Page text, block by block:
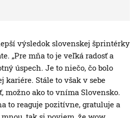
výsledok slovenskej šprintérky
„Pre mňa to je veľká radosť a
úspech. Je to niečo, čo bolo
kariére. Stále to však v sebe
možno ako to vníma Slovensko.
to reaguje pozitívne, gratuluje a